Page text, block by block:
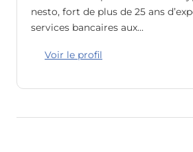
nesto, fort de plus de 25 ans
services bancaires aux…
Voir le profil